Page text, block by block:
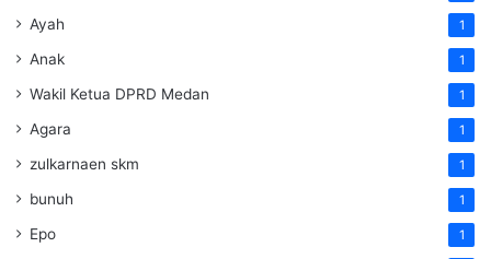
Ayah 1
Anak 1
Wakil Ketua DPRD Medan 1
Agara 1
zulkarnaen skm 1
bunuh 1
Epo 1